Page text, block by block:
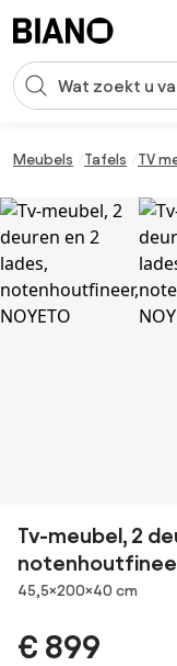
Zoekopdracht
Meubels Tafels TV
Tv-meubel, 2
Afmetingen
45,5×200×40 cm
€ 899